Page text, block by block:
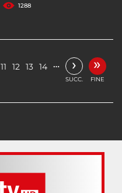
1288
11 12 13 14 … ›
SUCC.
»
FINE